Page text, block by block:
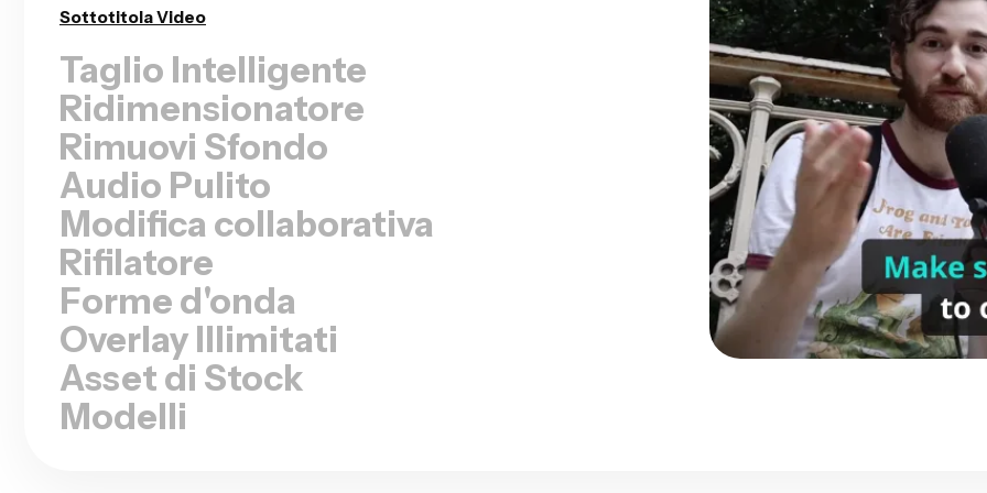
Rimuovi i silenzi
Ridimensionatore
Rimuovi Sfondo
Audio Pulito
Modifica collaborativa
Rifilatore
Forme d'onda
Overlay Illimitati
Asset di Stock
Modelli